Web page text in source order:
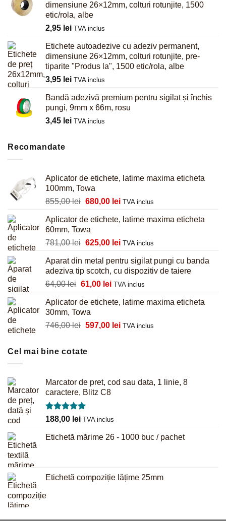
dimensiune 26×12mm, colturi rotunjite, 1500
etic/rola, albe
2,95 lei TVA inclus
Etichete autoadezive cu adeziv permanent,
dimensiune 26×12mm, colturi rotunjite, pre-
tiparite "Produs la", 1500 etic/rola, albe
3,95 lei TVA inclus
Bandă adezivă premium pentru sigilat și închis
pungi, 9mm x 66m, rosu
3,45 lei TVA inclus
Recomandate
Aplicator de etichete, latime maxima eticheta
100mm, Towa
855,00lei Prețul
a
fost:
855,00 lei.
680,00 leiPrețul
este:
TVA inclus
Aplicator de etichete, latime maxima eticheta
60mm, Towa
781,00lei Prețul
a
fost:
781,00 lei.
625,00 leiPrețul
este:
625,00 lei.
TVA inclus
Aparat din metal pentru sigilat pungi cu banda
adeziva tip scotch, cu dispozitiv de taiere
64,00lei Prețul
a
fost:
64,00 lei.
61,00 leiPrețul
este:
TVA inclus
Aplicator de etichete, latime maxima eticheta
30mm, Towa
746,00lei Prețul
fost:
597,00 leiPrețul
TVA inclus
Cel mai bine cotate
Marcator de pret, cod sau data, 1 linie, 8
caractere, Blitz C8
Evaluat la
188,00 lei TVA inclus
Etichetă mărime 26 - 1000 buc / pachet
Etichetă compoziție lățime 25mm